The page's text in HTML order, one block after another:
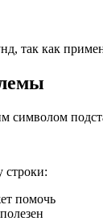
так как
символом
строки:
помочь